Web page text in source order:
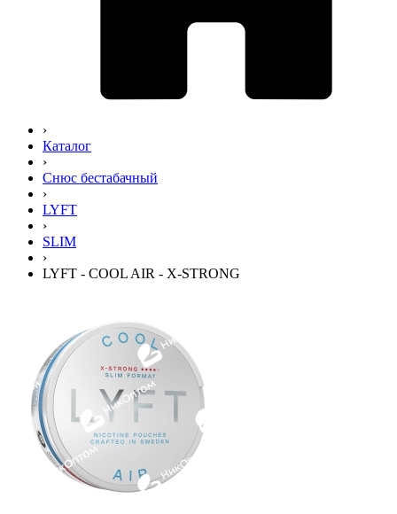
›
Каталог
›
Снюс бестабачный
›
LYFT
›
SLIM
›
LYFT - COOL AIR - X-STRONG